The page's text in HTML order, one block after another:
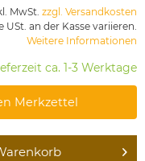
MwSt. zzgl. Versandkosten
an der Kasse variieren.
Weitere Informationen
ca. 1-3 Werktage
Merkzettel